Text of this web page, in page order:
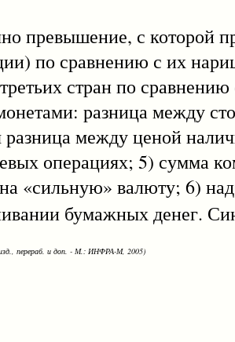
превышение, с которой
по сравнению с их
стран по
разница между
между ценой
операциях; 5) сумма
«сильную» валюту; 6)
бумажных денег.
изд., перераб. и доп. - М.: ИНФРА-М, 2005)